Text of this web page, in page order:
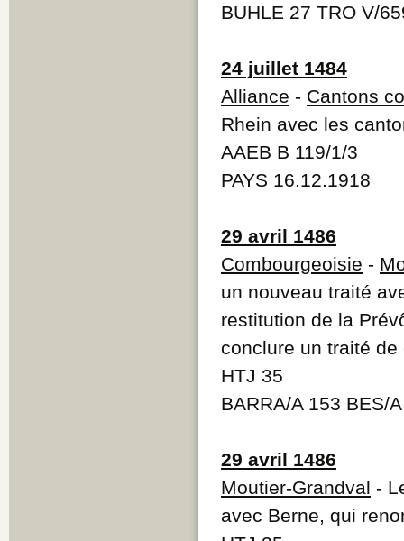
BUHLE 27 TRO V/
24 juillet 1484
Alliance - Cantons
Rhein avec les
AAEB B 119/1/3
PAYS 16.12.1918
29 avril 1486
Combourgeoisie -
un nouveau traité
restitution de la
conclure un traité
HTJ 35
BARRA/A 153 BES/
29 avril 1486
Moutier-Grandval -
avec Berne, qui